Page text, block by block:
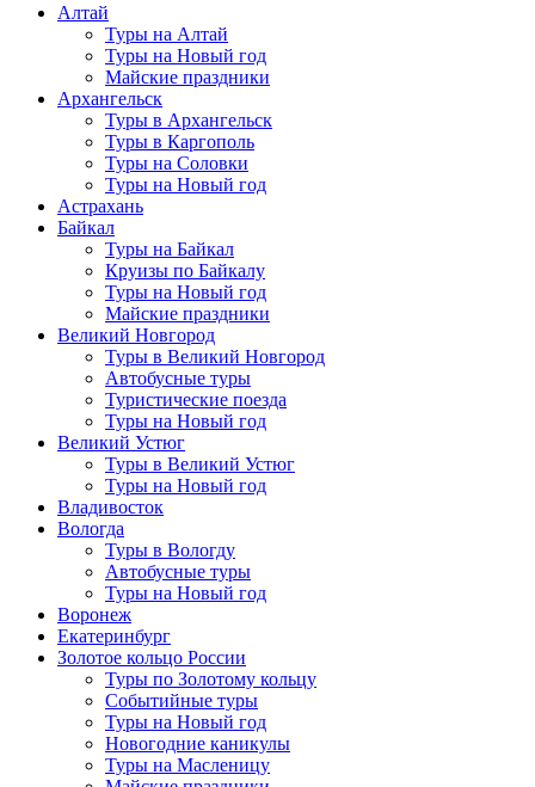
Алтай
Туры на Алтай
Туры на Новый год
Майские праздники
Архангельск
Туры в Архангельск
Туры в Каргополь
Туры на Соловки
Туры на Новый год
Астрахань
Байкал
Туры на Байкал
Круизы по Байкалу
Туры на Новый год
Майские праздники
Великий Новгород
Туры в Великий Новгород
Автобусные туры
Туристические поезда
Туры на Новый год
Великий Устюг
Туры в Великий Устюг
Туры на Новый год
Владивосток
Вологда
Туры в Вологду
Автобусные туры
Туры на Новый год
Воронеж
Екатеринбург
Золотое кольцо России
Туры по Золотому кольцу
Событийные туры
Туры на Новый год
Новогодние каникулы
Туры на Масленицу